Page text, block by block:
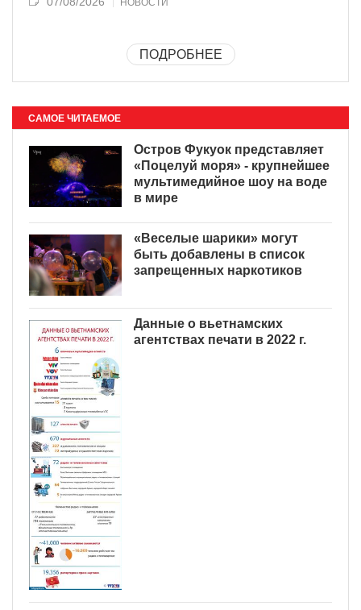
ПОДРОБНЕЕ
САМОЕ ЧИТАЕМОЕ
Остров Фукуок представляет
«Поцелуй моря» - крупнейшее
мультимедийное шоу на воде
в мире
«Веселые шарики» могут
быть добавлены в список
запрещенных наркотиков
Данные о вьетнамских
агентствах печати в 2022 г.